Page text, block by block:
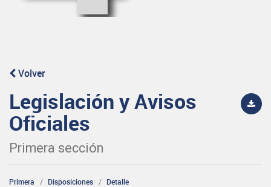
Volver
Legislación y Avisos
Oficiales
Primera sección
Primera Disposiciones Detalle